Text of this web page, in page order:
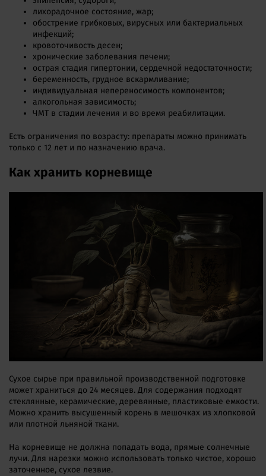
лихорадочное состояние, жар;
обострение грибковых, вирусных или бактериальных
инфекций;
кровоточивость десен;
хронические заболевания печени;
острая стадия гипертонии, сердечной недостаточности;
беременность, грудное вскармливание;
индивидуальная непереносимость компонентов;
алкогольная зависимость;
ЧМТ в стадии лечения и во время реабилитации.
Есть ограничения по возрасту: препараты можно принимать
только с 12 лет и по назначению врача.
Как хранить корневище
Сухое сырье при правильной производственной подготовке
может храниться до 24 месяцев. Для содержания подходят
стеклянные, керамические, деревянные, пластиковые емкости.
Можно хранить высушенный корень в мешочках из хлопковой
или плотной льняной ткани.
На корневище не должна попадать вода, прямые солнечные
лучи. Для нарезки можно использовать только чистое, хорошо
заточенное, сухое лезвие.